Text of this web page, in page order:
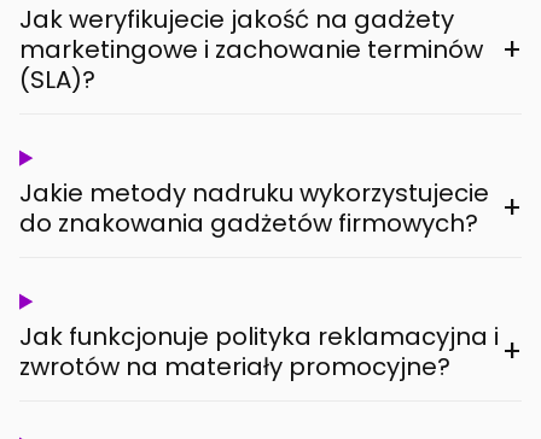
Jak weryfikujecie jakość na gadżety
marketingowe i zachowanie terminów
(SLA)?
+
Jakie metody nadruku wykorzystujecie
do znakowania gadżetów firmowych?
+
Jak funkcjonuje polityka reklamacyjna i
zwrotów na materiały promocyjne?
+